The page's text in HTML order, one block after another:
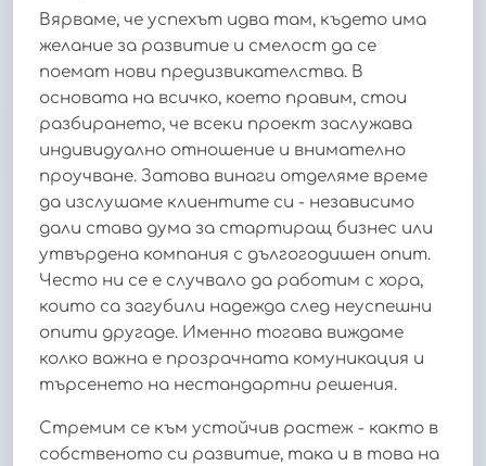
Вярваме, че успехът идва там, където има
желание за развитие и смелост да се
поемат нови предизвикателства. В
основата на всичко, което правим, стои
разбирането, че всеки проект заслужава
индивидуално отношение и внимателно
проучване. Затова винаги отделяме време
да изслушаме клиентите си - независимо
дали става дума за стартиращ бизнес или
утвърдена компания с дългогодишен опит.
Често ни се е случвало да работим с хора,
които са загубили надежда след неуспешни
опити другаде. Именно тогава виждаме
колко важна е прозрачната комуникация и
търсенето на нестандартни решения.
Стремим се към устойчив растеж - както в
собственото си развитие, така и в това на